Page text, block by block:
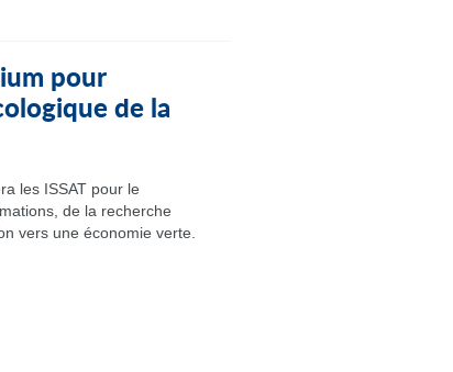
pour
de la
les ISSAT pour le
de la recherche
vers une économie verte.